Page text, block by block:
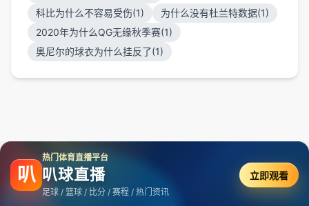
科比为什么不容易受伤(1)
为什么没有杜兰特数据(1)
2020年为什么QG无缘秋季赛(1)
奥尼尔的球衣为什么挂反了(1)
叭
热门体育直播平台
叭球直播
足球 / 篮球 / 比分 / 赛程 / 热门资讯
立即观看